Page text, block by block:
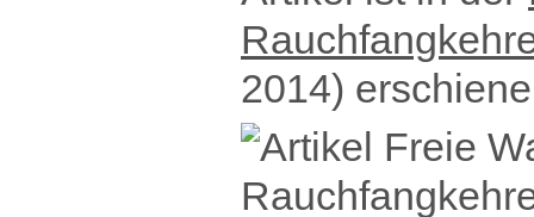
2014)